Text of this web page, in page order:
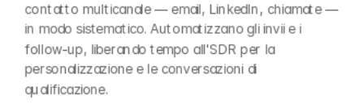
contatto multicanale — email, LinkedIn, chiamate —
in modo sistematico. Automatizzano gli invii e i
follow-up, liberando tempo all'SDR per la
personalizzazione e le conversazioni di
qualificazione.